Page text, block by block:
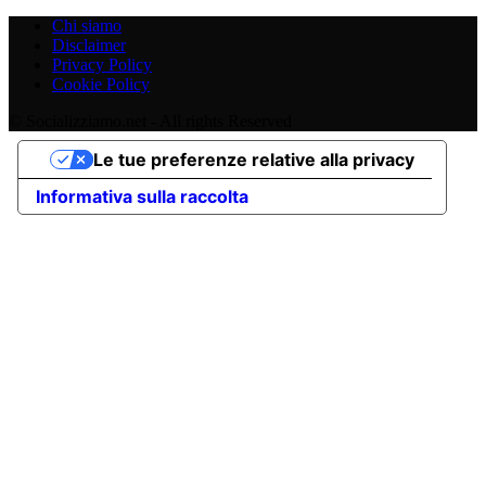
Chi siamo
Disclaimer
Privacy Policy
Cookie Policy
Informativa sulla raccolta
Le tue preferenze relative alla privacy